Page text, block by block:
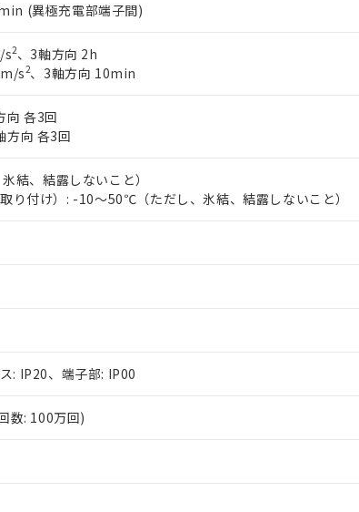
(異極充電部端子間)
s2、3軸方向 2h
s2、3軸方向 10min
向 各3回
方向 各3回
結、結露しないこと）
り付け）: -10～50℃（ただし、氷結、結露しないこと）
: IP20、端子部: IP00
数: 100万回)
応日を記載しておりました。
切替を完了していることから、特段のことがない限り、